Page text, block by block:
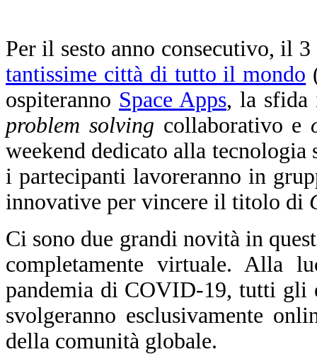
Per il sesto anno consecutivo, il 3
tantissime città di tutto il mondo
ospiteranno Space Apps, la sfida
problem solving collaborativo e
weekend dedicato alla
i partecipanti lavoreranno in
innovative per vincere il titolo di
Ci sono due grandi novità in
completamente virtuale. Alla
pandemia di COVID-19, tutti
svolgeranno esclusivamente
della comunità globale.